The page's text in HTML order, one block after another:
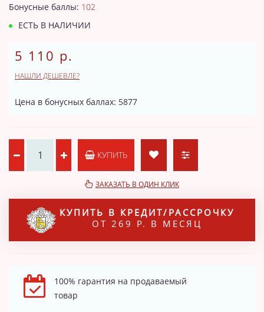
Бонусные баллы: 102
ЕСТЬ В НАЛИЧИИ
5 110 р.
НАШЛИ ДЕШЕВЛЕ?
Цена в бонусных баллах: 5877
КУПИТЬ
ЗАКАЗАТЬ В ОДИН КЛИК
КУПИТЬ В КРЕДИТ/РАССРОЧКУ
ОТ 269 Р. В МЕСЯЦ
100% гарантия на продаваемый
товар